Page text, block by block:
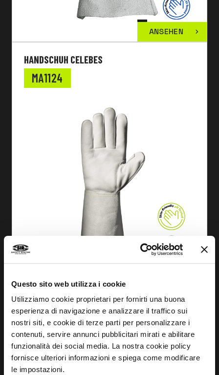
Questo sito web utilizza i cookie
Utilizziamo cookie proprietari per fornirti una buona
esperienza di navigazione e analizzare il traffico sui
nostri siti, e cookie di terze parti per personalizzare i
contenuti, servire annunci pubblicitari mirati e abilitare
funzionalità dei social media. La nostra cookie policy
fornisce ulteriori informazioni e spiega come modificare
le impostazioni.
ANSEHEN
HANDSCHUH CELEBES
MA1124
HANDSCHUH SOLOMON
MA1125